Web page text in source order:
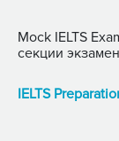
Mock IELTS
секции
IELTS